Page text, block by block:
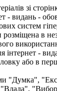
зі
- видань -
систем
в
інтернет -
або в
"Думка",